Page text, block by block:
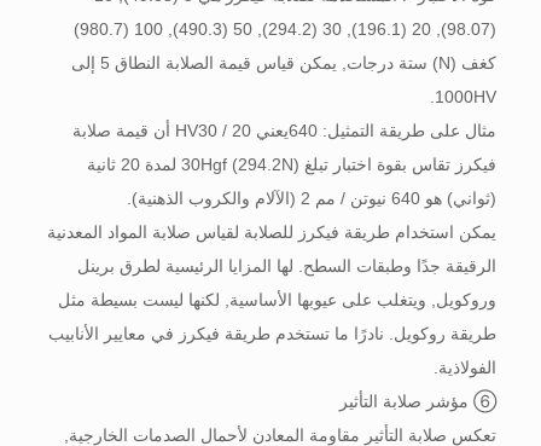
(98.07), 20 (196.1), 30 (294.2), 50 (490.3), 100 (980.7)
كغف (N) ستة درجات, يمكن قياس قيمة الصلابة النطاق 5 إلى
1000HV.
مثال على طريقة التمثيل: 640يعني HV30 / 20 أن قيمة صلابة
فيكرز تقاس بقوة اختبار تبلغ 30Hgf (294.2N) لمدة 20 ثانية
(ثواني) هو 640 نيوتن / مم 2 (الآلام والكروب الذهنية).
يمكن استخدام طريقة فيكرز للصلابة لقياس صلابة المواد المعدنية
الرقيقة جدًا وطبقات السطح. لها المزايا الرئيسية لطرق برينل
وروكويل, ويتغلب على عيوبها الأساسية, لكنها ليست بسيطة مثل
طريقة روكويل. نادرًا ما تستخدم طريقة فيكرز في معايير الأنابيب
الفولاذية.
⑥ مؤشر صلابة التأثير
تعكس صلابة التأثير مقاومة المعادن لأحمال الصدمات الخارجية,